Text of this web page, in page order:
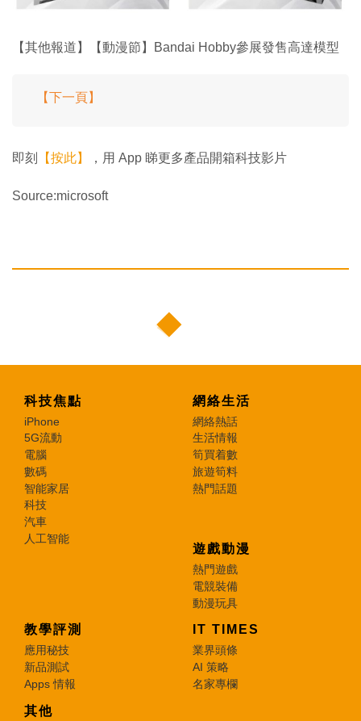
【其他報道】【動漫節】Bandai Hobby參展發售高達模型
【下一頁】
即刻 【按此】 ，用 App 睇更多產品開箱科技影片
Source:microsoft
科技焦點
iPhone
5G流動
電腦
數碼
智能家居
科技
汽車
人工智能
網絡生活
網絡熱話
生活情報
筍買着數
旅遊筍料
熱門話題
遊戲動漫
熱門遊戲
電競裝備
動漫玩具
教學評測
應用秘技
新品測試
Apps 情報
IT TIMES
業界頭條
AI 策略
名家專欄
其他